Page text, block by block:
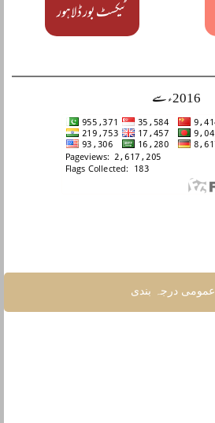
ٹیکسٹ بور ڈ لاہور
2016ء سے
عمومی درجہ بندی